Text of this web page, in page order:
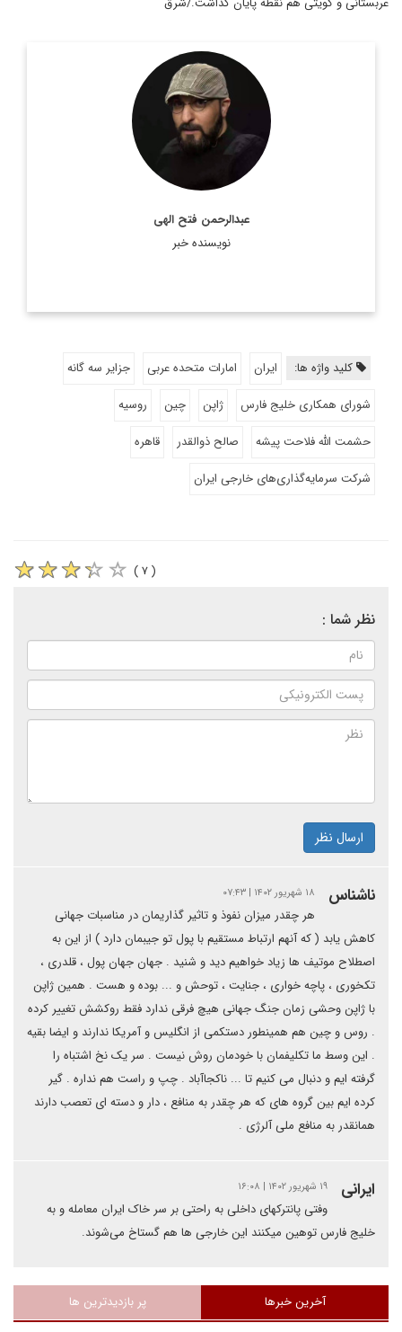
عبدالرحمن فتح الهی
نویسنده خبر
روزنامه نگار و کارشناس ارشد روزنامه نگاری سیاسی و عضو
تحریریه دیپلماسی ایرانی.
اطلاعات بیشتر
کلید واژه ها: ایران امارات متحده عربی
جزایر سه گانه
شورای همکاری خلیج فارس
ژاپن چین
روسیه
حشمت الله فلاحت پیشه
صالح ذوالقدر
قاهره
شرکت سرمایه‌گذاری‌های خارجی ایران
( ۷ )
نظر شما :
ارسال نظر
ناشناس ۱۸ شهریور ۱۴۰۲ | ۰۷:۴۳
هر چقدر میزان نفوذ و تاثیر گذاریمان در مناسبات جهانی
کاهش یابد ( که آنهم ارتباط مستقیم با پول تو جیبمان دارد ) از این به
اصطلاح موتیف ها زیاد خواهیم دید و شنید . جهان جهان پول ، قلدری ،
تکخوری ، پاچه خواری ، جنایت ، توحش و ... بوده و هست . همین ژاپن
با ژاپن وحشی زمان جنگ جهانی هیچ فرقی ندارد فقط روکشش تغییر کرده
. روس و چین هم همینطور دستکمی از انگلیس و آمریکا ندارند و ایضا بقیه
. این وسط ما تکلیفمان با خودمان روش نیست . سر یک نخ اشتباه را
گرفته ایم و دنبال می کنیم تا ... ناکجاآباد . چپ و راست هم نداره . گیر
کرده ایم بین گروه های که هر چقدر به منافع ، دار و دسته ای تعصب دارند
همانقدر به منافع ملی آلرژی .
ایرانی ۱۹ شهریور ۱۴۰۲ | ۱۶:۰۸
وفتی پانترکهای داخلی به راحتی بر سر خاک ایران معامله و به
خلیج فارس توهین میکنند این خارجی ها هم گستاخ می‌شوند.
آخرین خبرها پر بازدیدترین ها